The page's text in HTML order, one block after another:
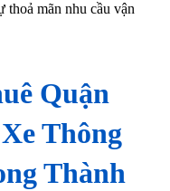
thoả mãn nhu cầu vận
Quận
Thông
Thành